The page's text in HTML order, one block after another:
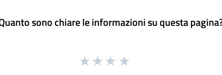
sono chiare le informazioni su questa